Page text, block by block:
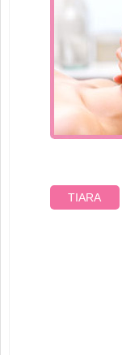
TIARA